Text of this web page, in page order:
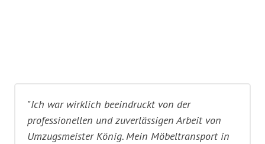
"Ich war wirklich beeindruckt von der
professionellen und zuverlässigen Arbeit von
Umzugsmeister König. Mein Möbeltransport in